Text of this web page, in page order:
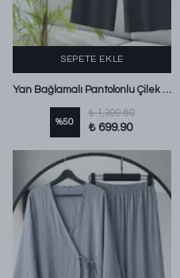
SEPETE EKLE
Yan Bağlamalı Pantolonlu Çilek Takım Siyah
%50
₺ 1,399.80
₺ 699.90